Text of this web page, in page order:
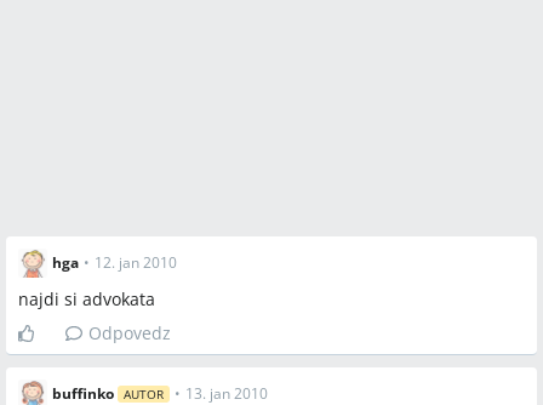
hga • 12. jan 2010
najdi si advokata
Odpovedz
buffinko AUTOR • 13. jan 2010